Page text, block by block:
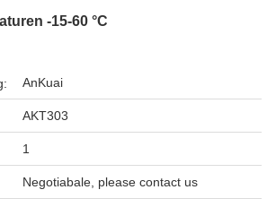
-15-60 °C
AnKuai
AKT303
1
Negotiabale, please contact us